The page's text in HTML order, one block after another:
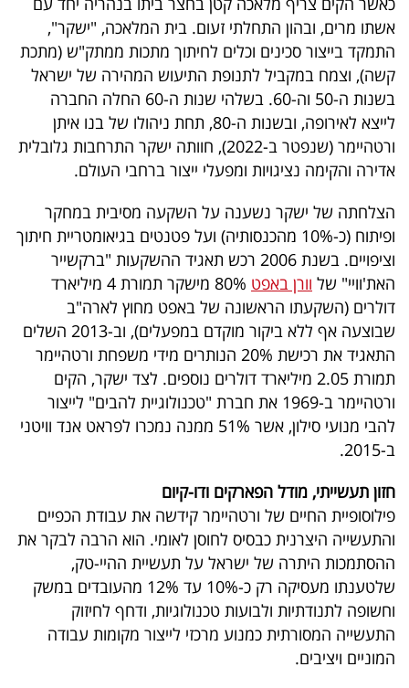
פרסמו
באייס
עקבו
אחרינו:
אשתו מרים, ובהון התחלתי זעום. בית המלאכה, "ישקר",
התמקד בייצור סכינים וכלים לחיתוך מתכות ממתק"ש (מתכת
קשה), וצמח במקביל לתנופת התיעוש המהירה של ישראל
בשנות ה-50 וה-60. בשלהי שנות ה-60 החלה החברה
לייצא לאירופה, ובשנות ה-80, תחת ניהולו של בנו איתן
ורטהיימר (שנפטר ב-2022), חוותה ישקר התרחבות גלובלית
אדירה והקימה נציגויות ומפעלי ייצור ברחבי העולם.
הצלחתה של ישקר נשענה על השקעה מסיבית במחקר
ופיתוח (כ-10% מהכנסותיה) ועל פטנטים בגיאומטריית חיתוך
וציפויים. בשנת 2006 רכש תאגיד ההשקעות "ברקשייר
האת'וויי" של וורן באפט
80% מישקר תמורת 4 מיליארד
דולרים (השקעתו הראשונה של באפט מחוץ לארה"ב
שבוצעה אף ללא ביקור מוקדם במפעלים), וב-2013 השלים
התאגיד את רכישת 20% הנותרים מידי משפחת ורטהיימר
תמורת 2.05 מיליארד דולרים נוספים. לצד ישקר, הקים
ורטהיימר ב-1969 את חברת "טכנולוגיית להבים" לייצור
להבי מנועי סילון, אשר 51% ממנה נמכרו לפראט אנד וויטני
ב-2015.
חזון תעשייתי, מודל הפארקים ודו-קיום
פילוסופיית החיים של ורטהיימר קידשה את עבודת הכפיים
והתעשייה היצרנית כבסיס לחוסן לאומי. הוא הרבה לבקר את
ההסתמכות היתרה של ישראל על תעשיית ההיי-טק,
שלטענתו מעסיקה רק כ-10% עד 12% מהעובדים במשק
וחשופה לתנודתיות ולבועות טכנולוגיות, ודחף לחיזוק
התעשייה המסורתית כמנוע מרכזי לייצור מקומות עבודה
המוניים ויציבים.